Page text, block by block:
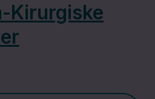
Kirurgiske